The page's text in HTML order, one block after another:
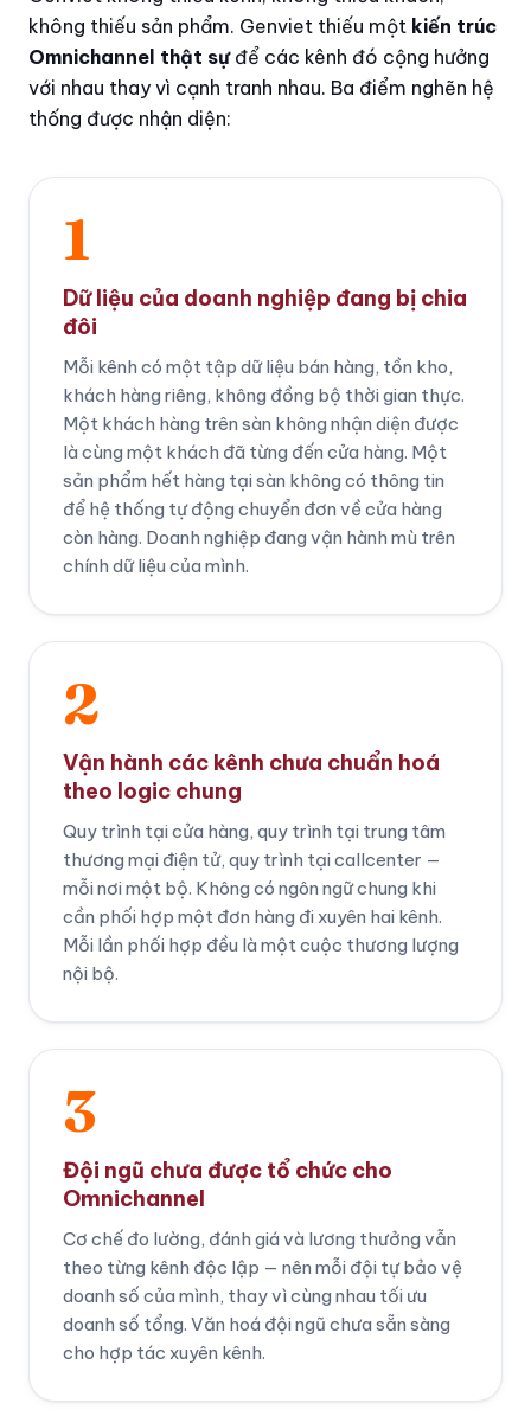
không thiếu sản phẩm. Genviet thiếu một kiến trúc
Omnichannel thật sựđể các kênh đó cộng hưởng
với nhau thay vì cạnh tranh nhau. Ba điểm nghẽn hệ
thống được nhận diện:
1
Dữ liệu của doanh nghiệp đang bị chia
đôi
Mỗi kênh có một tập dữ liệu bán hàng, tồn kho,
khách hàng riêng, không đồng bộ thời gian thực.
Một khách hàng trên sàn không nhận diện được
là cùng một khách đã từng đến cửa hàng. Một
sản phẩm hết hàng tại sàn không có thông tin
để hệ thống tự động chuyển đơn về cửa hàng
còn hàng. Doanh nghiệp đang vận hành mù trên
chính dữ liệu của mình.
2
Vận hành các kênh chưa chuẩn hoá
theo logic chung
Quy trình tại cửa hàng, quy trình tại trung tâm
thương mại điện tử, quy trình tại callcenter —
mỗi nơi một bộ. Không có ngôn ngữ chung khi
cần phối hợp một đơn hàng đi xuyên hai kênh.
Mỗi lần phối hợp đều là một cuộc thương lượng
nội bộ.
3
Đội ngũ chưa được tổ chức cho
Omnichannel
Cơ chế đo lường, đánh giá và lương thưởng vẫn
theo từng kênh độc lập — nên mỗi đội tự bảo vệ
doanh số của mình, thay vì cùng nhau tối ưu
doanh số tổng. Văn hoá đội ngũ chưa sẵn sàng
cho hợp tác xuyên kênh.